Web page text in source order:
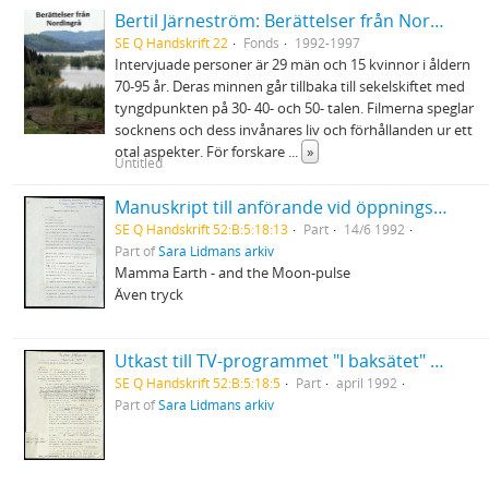
Bertil Järneström: Berättelser från Nordingrå, 48 videofilmer inspelade 1992-1997
SE Q Handskrift 22 Fonds 1992-1997
Intervjuade personer är 29 män och 15 kvinnor i åldern
70-95 år. Deras minnen går tillbaka till sekelskiftet med
tyngdpunkten på 30- 40- och 50- talen. Filmerna speglar
socknens och dess invånares liv och förhållanden ur ett
otal aspekter. För forskare ... »
Untitled
Manuskript till anförande vid öppningsceremonin på den 10:e kongressen för gynekologi och obstetrik i Konserthuset, Stockholm
SE Q Handskrift 52:B:5:18:13 Part
14/6 1992
Part ofSara Lidmans arkiv
Mamma Earth - and the Moon-pulse
Även tryck
Utkast till TV-programmet "I baksätet" Sara Lidman på Långholmen
SE Q Handskrift 52:B:5:18:5 Part
april 1992
Part ofSara Lidmans arkiv